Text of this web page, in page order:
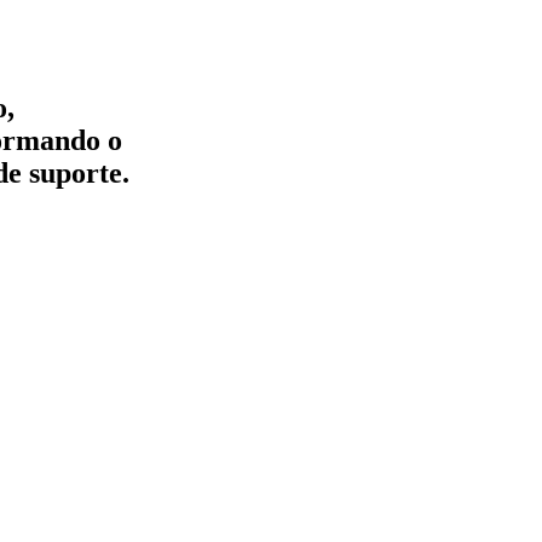
o
suporte.